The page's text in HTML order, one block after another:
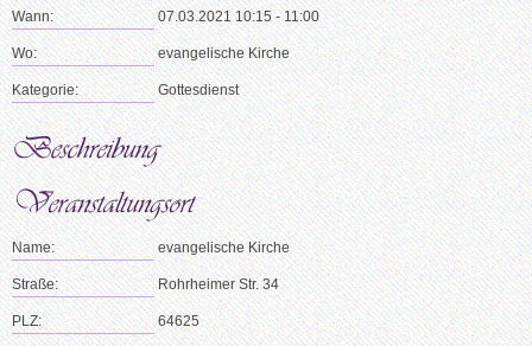
Wann: 07.03.2021 10:15 - 11:00
Wo: evangelische Kirche
Kategorie: Gottesdienst
Name: evangelische Kirche
Straße: Rohrheimer Str. 34
PLZ: 64625